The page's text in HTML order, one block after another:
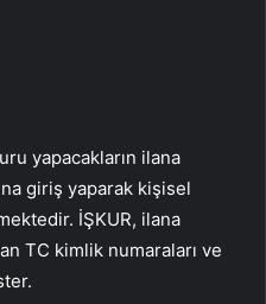
yapacakların ilana
giriş yaparak kişisel
İŞKUR, ilana
TC kimlik numaraları ve